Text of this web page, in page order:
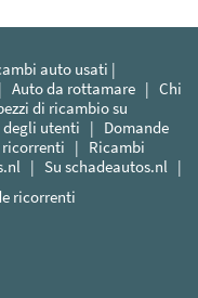
auto usati |
Auto da rottamare| Chi
di ricambio su
degli utenti | Domande
ricorrenti | Ricambi
| Su schadeautos.nl |
ricorrenti